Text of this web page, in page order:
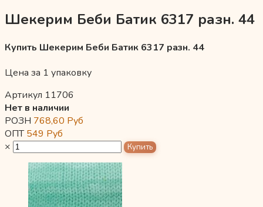
Шекерим Беби Батик 6317 разн. 44
Купить Шекерим Беби Батик 6317 разн. 44
Цена за 1 упаковку
Артикул 11706
Нет в наличии
РОЗН 768,60 Руб
ОПТ549 Руб
×